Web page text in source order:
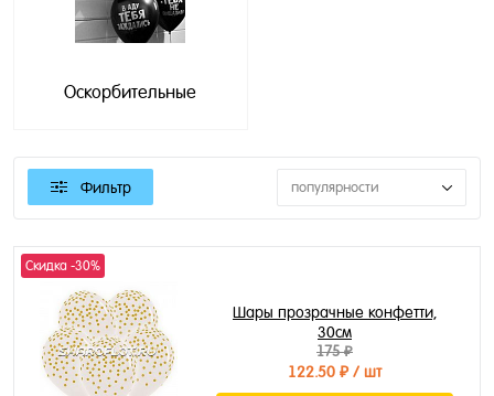
Оскорбительные
Фильтр популярности
Скидка -30%
Шары прозрачные конфетти,
30см
175 ₽
122.50 ₽/ шт